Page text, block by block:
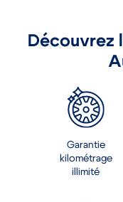
Découvrez
Garantie
kilométrage
illimité